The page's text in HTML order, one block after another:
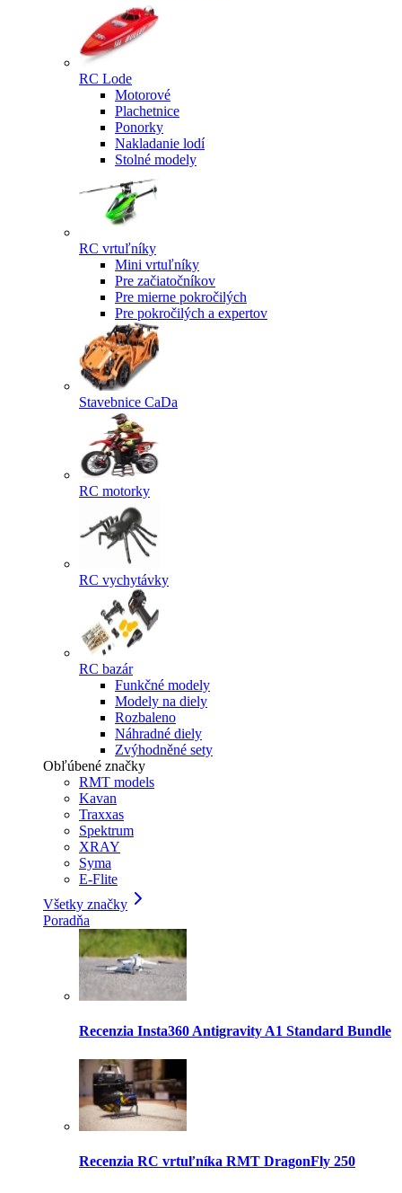
RC Lode
Motorové
Plachetnice
Ponorky
Nakladanie lodí
Stolné modely
RC vrtuľníky
Mini vrtuľníky
Pre začiatočníkov
Pre mierne pokročilých
Pre pokročilých a expertov
Stavebnice CaDa
RC motorky
RC vychytávky
RC bazár
Funkčné modely
Modely na diely
Rozbaleno
Náhradné diely
Zvýhodněné sety
Obľúbené značky
RMT models
Kavan
Traxxas
Spektrum
XRAY
Syma
E-Flite
Všetky značky
Poradňa
Recenzia Insta360 Antigravity A1 Standard Bundle
Recenzia RC vrtuľníka RMT DragonFly 250